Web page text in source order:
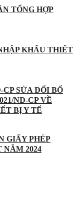
TỔNG HỢP
KHẨU THIẾT
CP SỬA ĐỔI BỔ
NĐ-CP VỀ
BỊ Y TẾ
GIẤY PHÉP
NĂM 2024